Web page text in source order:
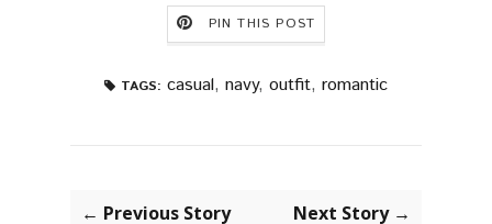
PIN THIS POST
TAGS: casual, navy, outfit, romantic
← Previous Story Next Story →